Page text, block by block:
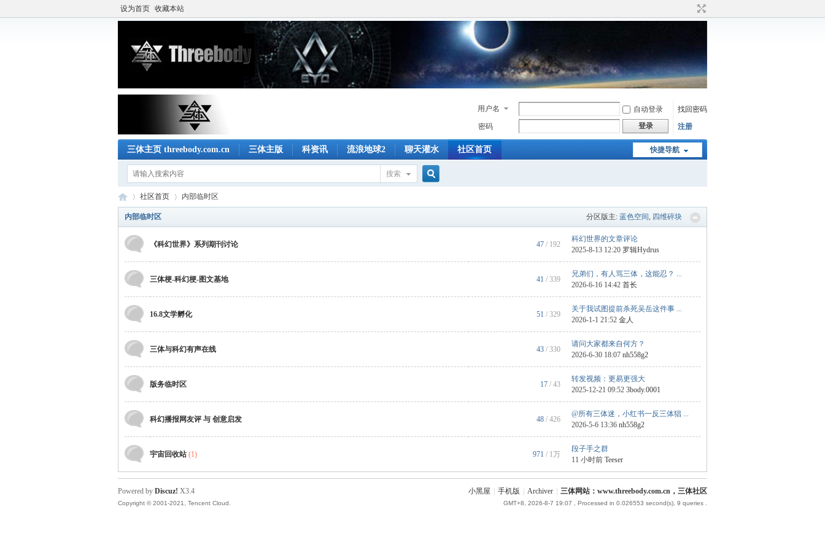
设为首页 收藏本站
用户名 自动登录
找回密码
密码
登录 注册
快捷导航
三体主页 threebody.com.cn 三体主版 科资讯 流浪地球2 聊天灌水 社区首页
搜索
网
»
社区首页
›
内部临时区
分区版主: 蓝色空间, 四维碎块
内部临时区
《科幻世界》系列期刊讨论 47 / 192
科幻世界的文章评论
2025-8-13 12:20 罗辑Hydrus
三体梗-科幻梗-图文基地 41 / 339
兄弟们，有人骂三体，这能忍？ ...
2026-6-16 14:42 首长
16.8文学孵化 51 / 329
关于我试图提前杀死吴岳这件事 ...
2026-1-1 21:52 金人
三体与科幻有声在线 43 / 330
请问大家都来自何方？
2026-6-30 18:07 nh558g2
版务临时区 17 / 43
转发视频：更易更强大
2025-12-21 09:52 3body.0001
科幻播报网友评 与 创意启发 48 / 426
@所有三体迷，小红书一反三体猖 ...
2026-5-6 13:36 nh558g2
宇宙回收站 (1) 971 / 1万
段子手之群
11 小时前 Teeser
小黑屋 手机版 Archiver 三体网站：www.threebody.com.cn，三体社区
GMT+8, 2026-8-7 19:07 , Processed in 0.026553 second(s), 9 queries .
Powered by Discuz! X3.4
Copyright © 2001-2021, Tencent Cloud.